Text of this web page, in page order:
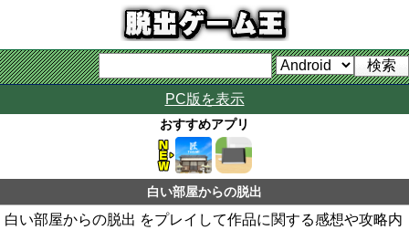
PC版を表示
おすすめアプリ
白い部屋からの脱出
白い部屋からの脱出 をプレイして作品に関する感想や攻略内